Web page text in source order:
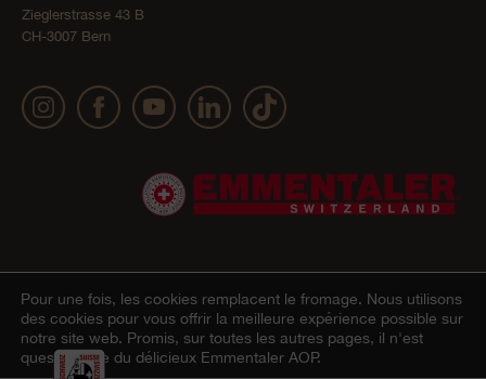
Zieglerstrasse 43 B
CH-3007 Bern
© 2022 Emmentaler AOP | Mentions légales| Déclaration de confidentialité
Onlineshop|Cookie – Déclaration
Pour une fois, les cookies remplacent le fromage. Nous utilisons
des cookies pour vous offrir la meilleure expérience possible sur
notre site web. Promis, sur toutes les autres pages, il n'est
question que du délicieux Emmentaler AOP.